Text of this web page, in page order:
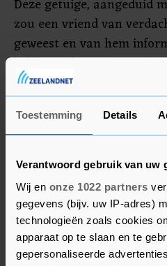
Toestemming Details
Verantwoord gebruik van uw
Wij en onze 1022 partners
gegevens (bijv. uw IP-adres)
technologieën zoals cookies
apparaat op te slaan en te
gepersonaliseerde
Deze getuige, aangeduid
zou een vriend van
geweest en van hem
hebben gekregen. 5089's
onder meer op
de opdrachtgever van de
worden gezien. Taghi
eerder al van de hand
verdachte in deze zaak,
liquidatieproces
levenslange